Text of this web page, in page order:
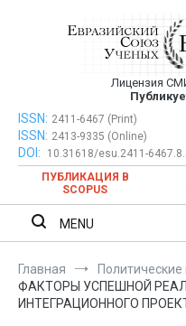
публикация
Лицензия
Евразийский Союз
ISSN: 2411-6467 (Print)
ISSN: 2413-9335 (Online)
DOI:
10.31618/esu.2411-
ПУБЛИКАЦИЯ В
SCOPUS
MENU
Главная
Политические
ФАКТОРЫ УСПЕШНОЙ
ИНТЕГРАЦИОННОГО